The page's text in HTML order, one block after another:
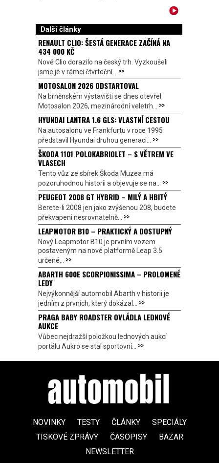
Další články
RENAULT CLIO: ŠESTÁ GENERACE ZAČÍNÁ NA
434 000 KČ
Nové Clio dorazilo na český trh. Vyzkoušeli
jsme je v rámci čtvrteční... >>
MOTOSALON 2026 ODSTARTOVAL
Na brněnském výstavišti se dnes otevřel
Motosalon 2026, mezinárodní veletrh... >>
HYUNDAI LANTRA 1.6 GLS: VLASTNÍ CESTOU
Na autosalonu ve Frankfurtu v roce 1995
představil Hyundai druhou generaci... >>
ŠKODA 1101 POLOKABRIOLET – S VĚTREM VE
VLASECH
Tento vůz ze sbírek Škoda Muzea má
pozoruhodnou historii a objevuje se na... >>
PEUGEOT 2008 GT HYBRID – MILÝ A HBITÝ
Berete-li 2008 jen jako zvýšenou 208, budete
překvapeni nesrovnatelně... >>
LEAPMOTOR B10 – PRAKTICKÝ A DOSTUPNÝ
Nový Leapmotor B10 je prvním vozem
postaveným na nové platformě Leap 3.5
určené... >>
ABARTH 600E SCORPIONISSIMA – PROLOMENÉ
LEDY
Nejvýkonnější automobil Abarth v historii je
jedním z prvních, který dokázal... >>
PRAGA BABY ROADSTER OVLÁDLA LEDNOVÉ
AUKCE
Vůbec nejdražší položkou lednových aukcí
portálu Aukro se stal sportovní... >>
NOVINKY TESTY ČLÁNKY
SPECIÁLY
TISKOVÉ ZPRÁVY
ČASOPISY
BAZAR
NEWSLETTER